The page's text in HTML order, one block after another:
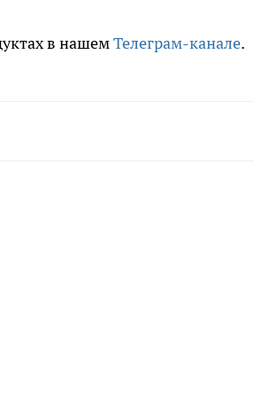
в нашемТелеграм-канале.